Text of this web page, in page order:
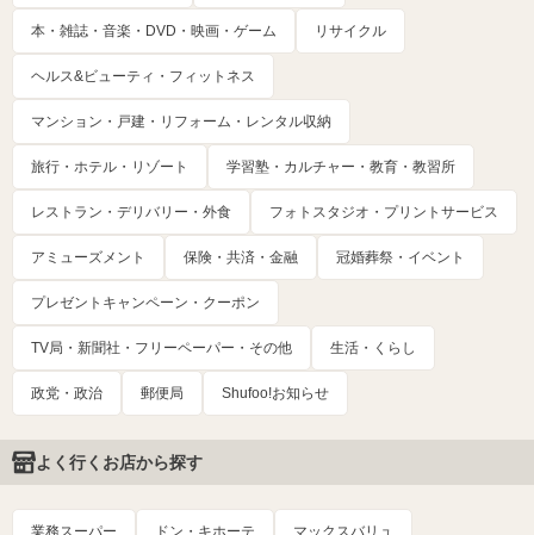
本・雑誌・音楽・DVD・映画・ゲーム リサイクル
ヘルス&ビューティ・フィットネス
マンション・戸建・リフォーム・レンタル収納
旅行・ホテル・リゾート 学習塾・カルチャー・教育・教習所
レストラン・デリバリー・外食 フォトスタジオ・プリントサービス
アミューズメント 保険・共済・金融 冠婚葬祭・イベント
プレゼントキャンペーン・クーポン
TV局・新聞社・フリーペーパー・その他 生活・くらし
政党・政治 郵便局 Shufoo!お知らせ
よく行くお店から探す
業務スーパー ドン・キホーテ マックスバリュ